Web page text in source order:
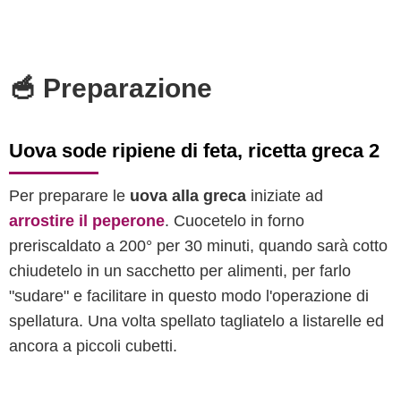
🥣 Preparazione
Uova sode ripiene di feta, ricetta greca 2
Per preparare le uova alla greca iniziate ad
arrostire il peperone. Cuocetelo in forno
preriscaldato a 200° per 30 minuti, quando sarà cotto
chiudetelo in un sacchetto per alimenti, per farlo
"sudare" e facilitare in questo modo l'operazione di
spellatura. Una volta spellato tagliatelo a listarelle ed
ancora a piccoli cubetti.